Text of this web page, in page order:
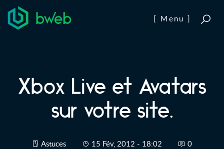
Aller au contenu
[ Menu ]
Xbox Live et Avatars
sur votre site.
Astuces 15 Fév, 2012 - 18:02 0